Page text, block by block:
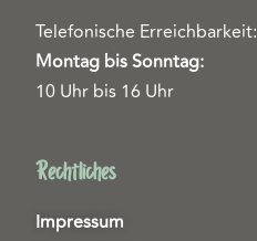
Telefonische Erreichbarkeit:
Montag bis Sonntag:
10 Uhr bis 16 Uhr
Rechtliches
Impressum